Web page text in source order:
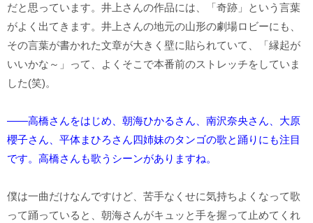
だと思っています。井上さんの作品には、「奇跡」という言葉
がよく出てきます。井上さんの地元の山形の劇場ロビーにも、
その言葉が書かれた文章が大きく壁に貼られていて、「縁起が
いいかな～」って、よくそこで本番前のストレッチをしていま
した(笑)。
――高橋さんをはじめ、朝海ひかるさん、南沢奈央さん、大原
櫻子さん、平体まひろさん四姉妹のタンゴの歌と踊りにも注目
です。高橋さんも歌うシーンがありますね。
僕は一曲だけなんですけど、苦手なくせに気持ちよくなって歌
って踊っていると、朝海さんがキュッと手を握って止めてくれ